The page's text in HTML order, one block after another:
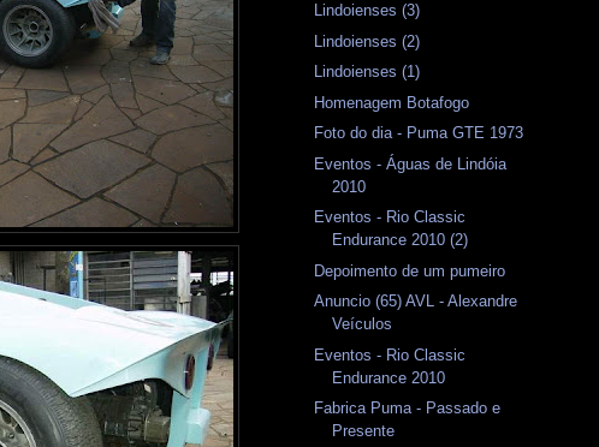
Lindoienses (3)
Lindoienses (2)
Lindoienses (1)
Homenagem Botafogo
Foto do dia - Puma GTE 1973
Eventos - Águas de Lindóia
2010
Eventos - Rio Classic
Endurance 2010 (2)
Depoimento de um pumeiro
Anuncio (65) AVL - Alexandre
Veículos
Eventos - Rio Classic
Endurance 2010
Fabrica Puma - Passado e
Presente